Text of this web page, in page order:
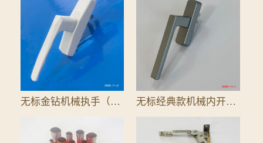
无标金钻机械执手（全铝配件） 无标经典款机械内开单执手25拨叉